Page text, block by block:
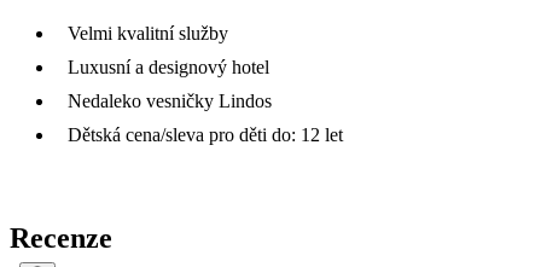
Velmi kvalitní služby
Luxusní a designový hotel
Nedaleko vesničky Lindos
Dětská cena/sleva pro děti do: 12 let
Recenze